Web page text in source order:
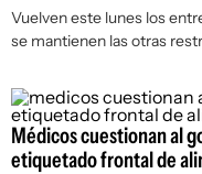
Vuelven este lunes los
se mantienen las otras
Médicos cuestionan al
etiquetado frontal de